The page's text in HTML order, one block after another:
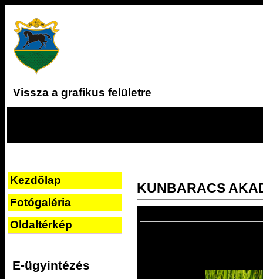
Vissza a grafikus felületre
Kezdõlap
Fotógaléria
Oldaltérkép
E-ügyintézés
KUNBARACS